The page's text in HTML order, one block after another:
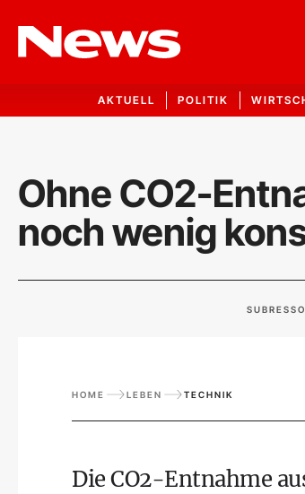
AKTUELL POLITIK
Ohne CO2-
noch wenig
HOME LEBEN TECHNIK
Die CO2-Entnahme